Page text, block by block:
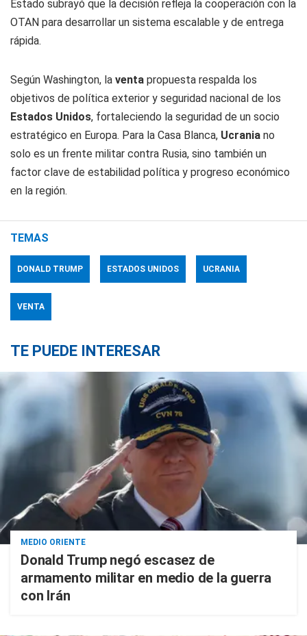
Estado subrayó que la decisión refleja la cooperación con la
OTAN para desarrollar un sistema escalable y de entrega
rápida.
Según Washington, la venta propuesta respalda los
objetivos de política exterior y seguridad nacional de los
Estados Unidos, fortaleciendo la seguridad de un socio
estratégico en Europa. Para la Casa Blanca, Ucrania no
solo es un frente militar contra Rusia, sino también un
factor clave de estabilidad política y progreso económico
en la región.
TEMAS
DONALD TRUMP ESTADOS UNIDOS UCRANIA
VENTA
TE PUEDE INTERESAR
MEDIO ORIENTE
Donald Trump negó escasez de
armamento militar en medio de la guerra
con Irán